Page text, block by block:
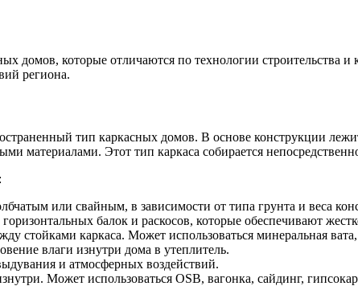
домов, которые отличаются по технологии строительства
региона.
тип каркасных домов. В основе конструкции
материалами. Этот тип каркаса собирается
или свайным, в зависимости от типа грунта и веса
балок и раскосов, которые обеспечивают
стойками каркаса. Может использоваться минеральная
влаги изнутри дома в утеплитель.
и атмосферных воздействий.
Может использоваться OSB, вагонка, сайдинг,